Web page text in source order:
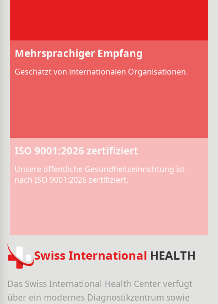
Mehrsprachiger Empfang
Geschätzt von internationalen Organisationen.
ISO 9001:2026 zertifiziert
Unsere öffentliche Gesundheitseinrichtung ist
nach ISO 9001:2026 zertifiziert.
Swiss International HEALTH
Das Swiss International Health Center verfügt
über ein modernes Diagnostikzentrum sowie